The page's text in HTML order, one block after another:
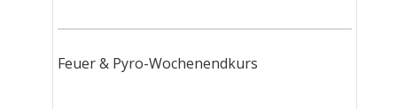
Feuer & Pyro-Wochenendkurs